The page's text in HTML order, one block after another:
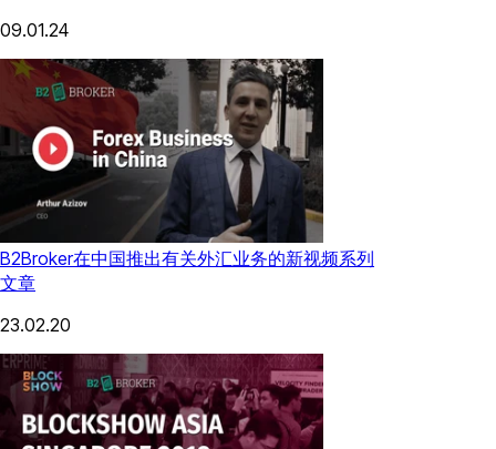
09.01.24
B2Broker在中国推出有关外汇业务的新视频系列
文章
23.02.20